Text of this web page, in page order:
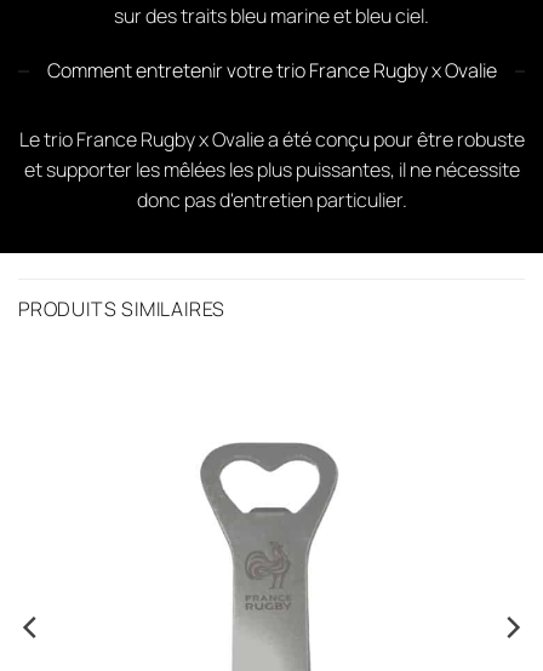
sur des traits bleu marine et bleu ciel.
Comment entretenir votre trio France Rugby x Ovalie
Le trio France Rugby x Ovalie a été conçu pour être robuste
et supporter les mêlées les plus puissantes, il ne nécessite
donc pas d'entretien particulier.
PRODUITS SIMILAIRES